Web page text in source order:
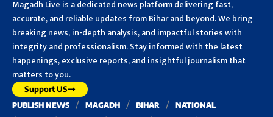
Magadh Live is a dedicated news platform delivering fast,
accurate, and reliable updates from Bihar and beyond. We bring
breaking news, in-depth analysis, and impactful stories with
integrity and professionalism. Stay informed with the latest
happenings, exclusive reports, and insightful journalism that
matters to you.
Support US
PUBLISH NEWS MAGADH BIHAR
NATIONAL